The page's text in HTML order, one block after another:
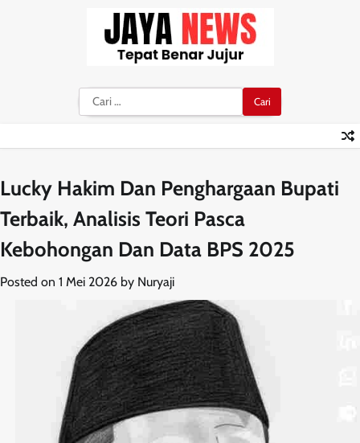
Cari
untuk:
Lucky Hakim Dan Penghargaan Bupati
Terbaik, Analisis Teori Pasca
Kebohongan Dan Data BPS 2025
Posted on 1 Mei 2026 by Nuryaji